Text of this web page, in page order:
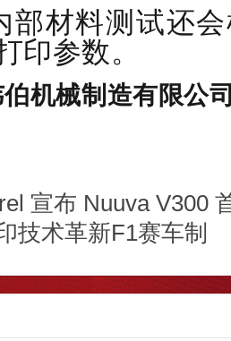
材料测试还
印参数。
机械制造有限公
宣布 Nuuva V300
技术革新F1赛车制